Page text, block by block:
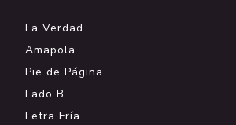
La Verdad
Amapola
Pie de Página
Lado B
Letra Fría